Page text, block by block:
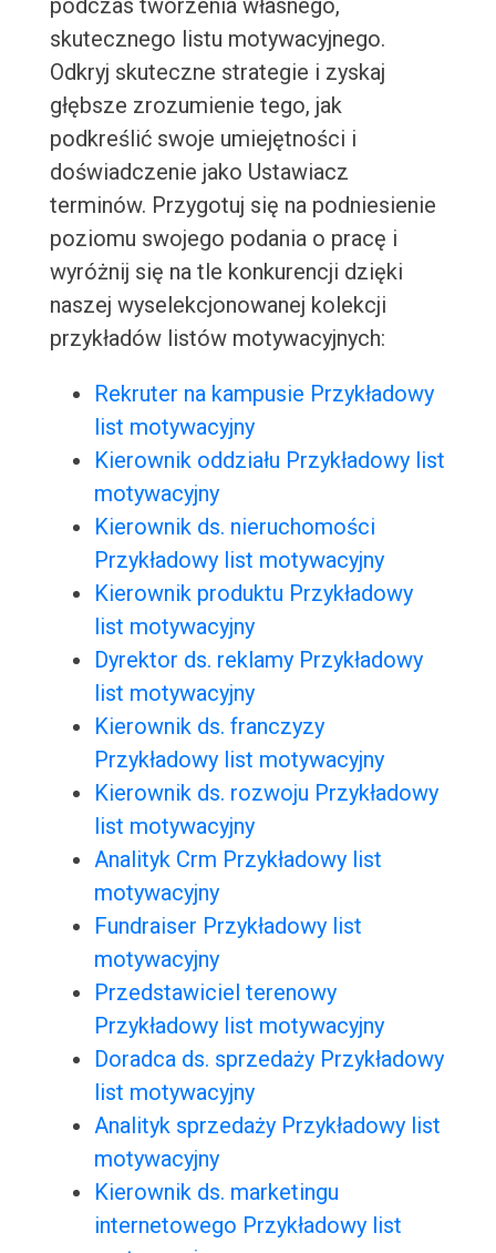
podczas tworzenia własnego,
skutecznego listu motywacyjnego.
Odkryj skuteczne strategie i zyskaj
głębsze zrozumienie tego, jak
podkreślić swoje umiejętności i
doświadczenie jako Ustawiacz
terminów. Przygotuj się na podniesienie
poziomu swojego podania o pracę i
wyróżnij się na tle konkurencji dzięki
naszej wyselekcjonowanej kolekcji
przykładów listów motywacyjnych:
Rekruter na kampusie Przykładowy
list motywacyjny
Kierownik oddziału Przykładowy list
motywacyjny
Kierownik ds. nieruchomości
Przykładowy list motywacyjny
Kierownik produktu Przykładowy
list motywacyjny
Dyrektor ds. reklamy Przykładowy
list motywacyjny
Kierownik ds. franczyzy
Przykładowy list motywacyjny
Kierownik ds. rozwoju Przykładowy
list motywacyjny
Analityk Crm Przykładowy list
motywacyjny
Fundraiser Przykładowy list
motywacyjny
Przedstawiciel terenowy
Przykładowy list motywacyjny
Doradca ds. sprzedaży Przykładowy
list motywacyjny
Analityk sprzedaży Przykładowy list
motywacyjny
Kierownik ds. marketingu
internetowego Przykładowy list